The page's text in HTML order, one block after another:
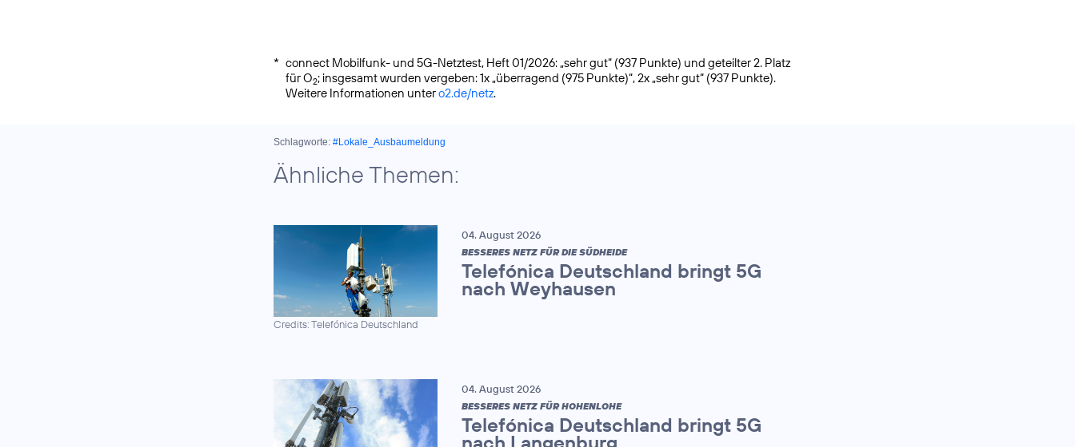
* connect Mobilfunk- und 5G-Netztest, Heft 01/2026: „sehr gut“ (937 Punkte) und geteilter 2. Platz
für O2; insgesamt wurden vergeben: 1x „überragend (975 Punkte)“, 2x „sehr gut“ (937 Punkte).
Weitere Informationen untero2.de/netz.
Schlagworte: #Lokale_Ausbaumeldung
Ähnliche Themen:
Credits: Telefónica Deutschland
04. August 2026
BESSERES NETZ FÜR DIE SÜDHEIDE
Telefónica Deutschland bringt 5G
nach Weyhausen
04. August 2026
BESSERES NETZ FÜR HOHENLOHE
Telefónica Deutschland bringt 5G
nach Langenburg